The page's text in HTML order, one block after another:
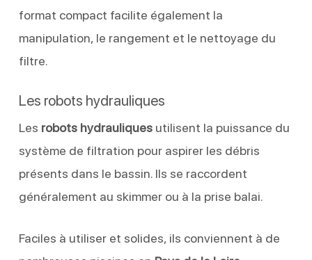
format compact facilite également la
manipulation, le rangement et le nettoyage du
filtre.
Les robots hydrauliques
Les robots hydrauliquesutilisent la puissance du
système de filtration pour aspirer les débris
présents dans le bassin. Ils se raccordent
généralement au skimmer ou à la prise balai.
Faciles à utiliser et solides, ils conviennent à de